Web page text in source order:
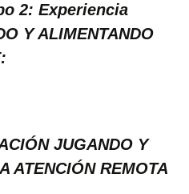
2: Experiencia
Y ALIMENTANDO
JUGANDO Y
ATENCIÓN REMOTA